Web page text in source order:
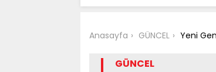
Anasayfa GÜNCEL Yeni
GÜNCEL